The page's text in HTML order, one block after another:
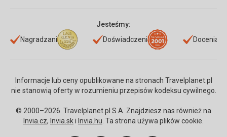
Jesteśmy:
Nagradzani
Doświadczeni Doceniani
Informacje lub ceny opublikowane na stronach Travelplanet.pl
nie stanowią oferty w rozumieniu przepisów kodeksu cywilnego.
© 2000–2026. Travelplanet.pl S.A. Znajdziesz nas również na
Invia.cz, Invia.ski Invia.hu . Ta strona używa plików cookie.